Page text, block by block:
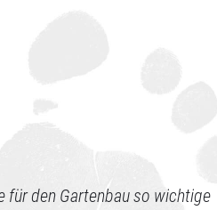
den Gartenbau so wichtige